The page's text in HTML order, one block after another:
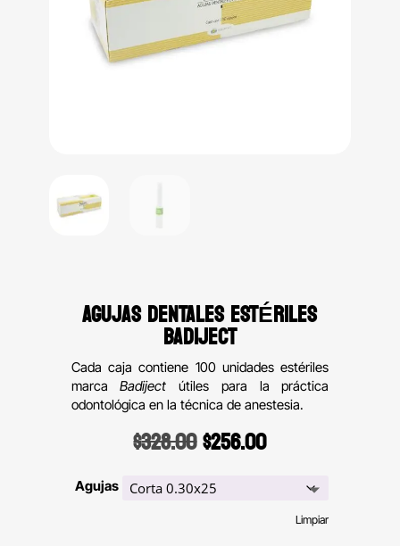
AGUJAS DENTALES ESTÉRILES
BADIJECT
Cada caja contiene 100 unidades estériles
marcaBadiject útiles para la práctica
odontológica en la técnica de anestesia.
$328.00Original
was:
$256.00Current
$256.00.
Agujas
Limpiar